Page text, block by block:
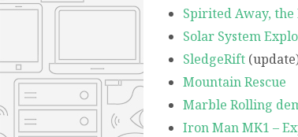
Spirited Away, the
Solar System
SledgeRift
Mountain Rescue
Marble Rolling
Iron Man MK1 –